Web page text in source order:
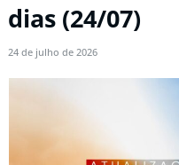
dias (24/07)
24 de julho de 2026